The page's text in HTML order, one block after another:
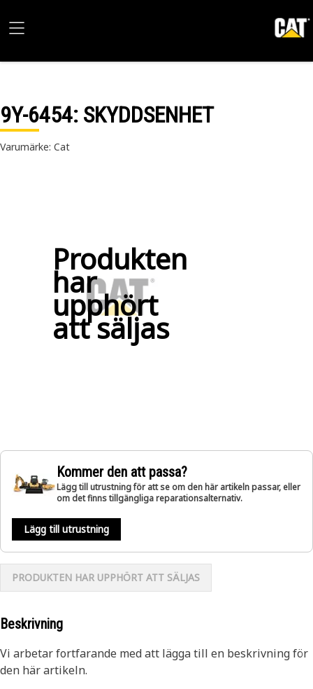
9Y-6454: SKYDDSENHET
Varumärke: Cat
Produkten
har
upphört
att säljas
Kommer den att passa?
Lägg till utrustning för att se om den här artikeln passar, eller
om det finns tillgängliga reparationsalternativ.
Lägg till utrustning
PRODUKTEN HAR UPPHÖRT ATT SÄLJAS
Beskrivning
Vi arbetar fortfarande med att lägga till en beskrivning för
den här artikeln.